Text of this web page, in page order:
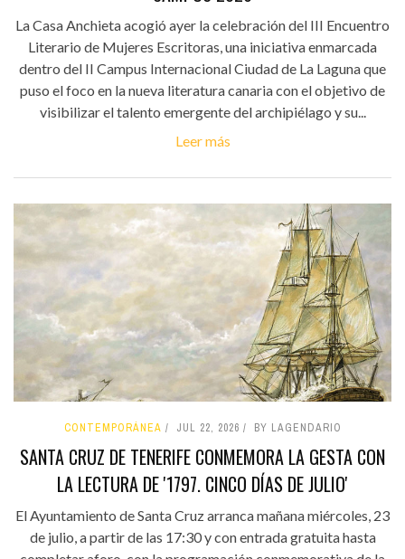
La Casa Anchieta acogió ayer la celebración del III Encuentro
Literario de Mujeres Escritoras, una iniciativa enmarcada
dentro del II Campus Internacional Ciudad de La Laguna que
puso el foco en la nueva literatura canaria con el objetivo de
visibilizar el talento emergente del archipiélago y su...
Leer más
CONTEMPORÁNEA JUL 22, 2026 BY LAGENDARIO
SANTA CRUZ DE TENERIFE CONMEMORA LA GESTA CON
LA LECTURA DE '1797. CINCO DÍAS DE JULIO'
El Ayuntamiento de Santa Cruz arranca mañana miércoles, 23
de julio, a partir de las 17:30 y con entrada gratuita hasta